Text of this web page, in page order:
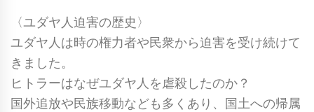
〈ユダヤ人迫害の歴史〉
ユダヤ人は時の権力者や民衆から迫害を受け続けて
きました。
ヒトラーはなぜユダヤ人を虐殺したのか？
国外追放や民族移動なども多くあり、国土への帰属